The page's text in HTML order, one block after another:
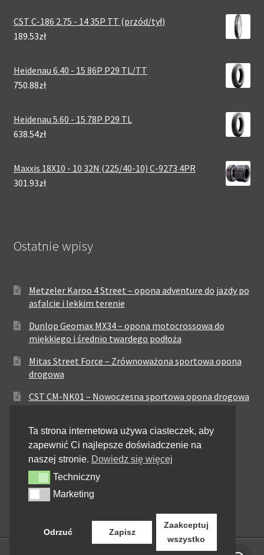
CST C-186 2.75 - 14 35P TT (przód/tył)
189.53zł
Heidenau 6.40 - 15 86P P29 TL/TT
750.88zł
Heidenau 5.60 - 15 78P P29 TL
638.54zł
Maxxis 18X10 - 10 32N (225/40-10) C-9273 4PR
301.93zł
Ostatnie wpisy
Metzeler Karoo 4 Street – opona adventure do jazdy po
asfalcie i lekkim terenie
Dunlop Geomax MX34 – opona motocrossowa do
miękkiego i średnio twardego podłoża
Mitas Street Force – Zrównoważona sportowa opona
drogowa
CST CM-NK01 – Nowoczesna sportowa opona drogowa
zrównoważonych osiągach
Pirelli City Demon – Niezawodność w codziennej
jeździe miejskiej
Metzeler Perfect ME77 – Klasyczna opona o
zrównoważonych właściwościach
Ta strona internetowa używa ciasteczek, aby
zapewnić Ci najlepsze doświadczenie na
naszej stronie. Dowiedz się więcej
Techniczny
Techniczny
MarketingMarketing
Odrzuć Zapisz
Zaakceptuj
wszystko